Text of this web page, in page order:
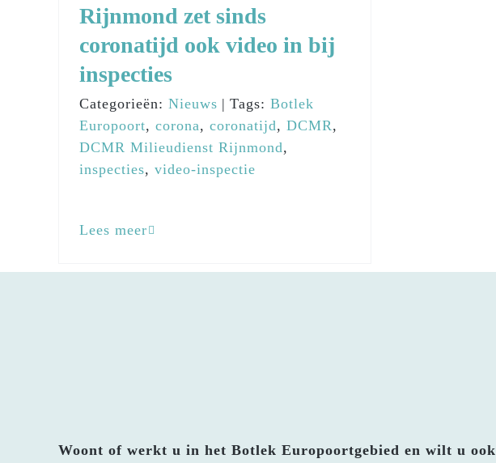
Rijnmond zet sinds
coronatijd ook video in bij
inspecties
Categorieën: Nieuws | Tags: Botlek
Europoort, corona, coronatijd, DCMR,
DCMR Milieudienst Rijnmond,
inspecties, video-inspectie
Lees meer
Woont of werkt u in het Botlek Europoortgebied en wilt u ook